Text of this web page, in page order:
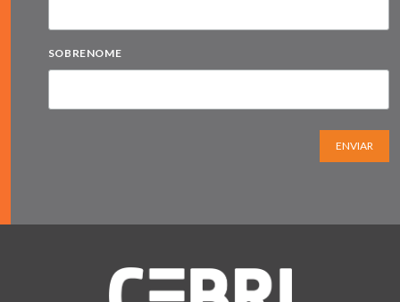
SOBRENOME
ENVIAR